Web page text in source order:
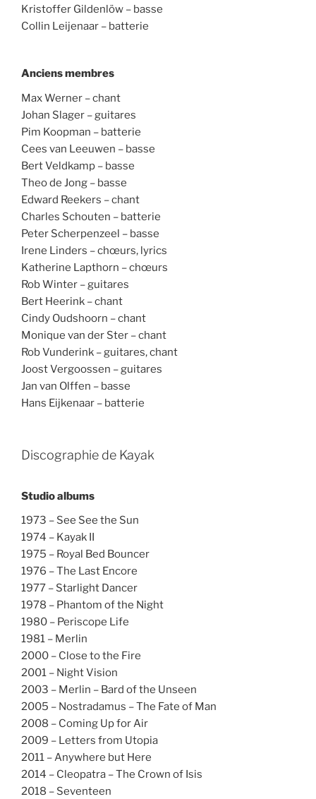
Kristoffer Gildenlöw – basse
Collin Leijenaar – batterie
Anciens membres
Max Werner – chant
Johan Slager – guitares
Pim Koopman – batterie
Cees van Leeuwen – basse
Bert Veldkamp – basse
Theo de Jong – basse
Edward Reekers – chant
Charles Schouten – batterie
Peter Scherpenzeel – basse
Irene Linders – chœurs, lyrics
Katherine Lapthorn – chœurs
Rob Winter – guitares
Bert Heerink – chant
Cindy Oudshoorn – chant
Monique van der Ster – chant
Rob Vunderink – guitares, chant
Joost Vergoossen – guitares
Jan van Olffen – basse
Hans Eijkenaar – batterie
Discographie de Kayak
Studio albums
1973 – See See the Sun
1974 – Kayak II
1975 – Royal Bed Bouncer
1976 – The Last Encore
1977 – Starlight Dancer
1978 – Phantom of the Night
1980 – Periscope Life
1981 – Merlin
2000 – Close to the Fire
2001 – Night Vision
2003 – Merlin – Bard of the Unseen
2005 – Nostradamus – The Fate of Man
2008 – Coming Up for Air
2009 – Letters from Utopia
2011 – Anywhere but Here
2014 – Cleopatra – The Crown of Isis
2018 – Seventeen